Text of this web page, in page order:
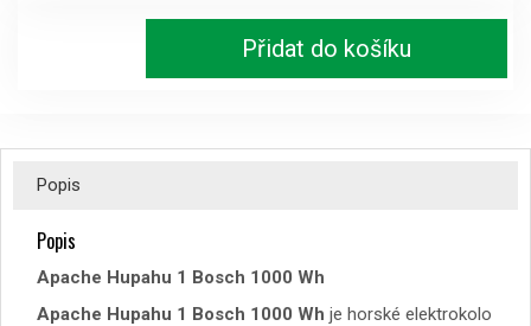
Přidat do košíku
Popis
Popis
Apache Hupahu 1 Bosch 1000 Wh
Apache Hupahu 1 Bosch 1000 Wh je horské elektrokolo